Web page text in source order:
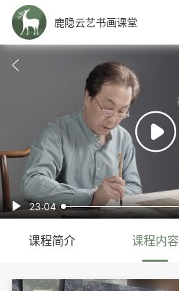
鹿隐云艺书画课堂

 23:04

课程简介 课程内容